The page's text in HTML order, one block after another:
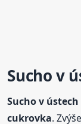
Suchov
Suchov
cukrovka.